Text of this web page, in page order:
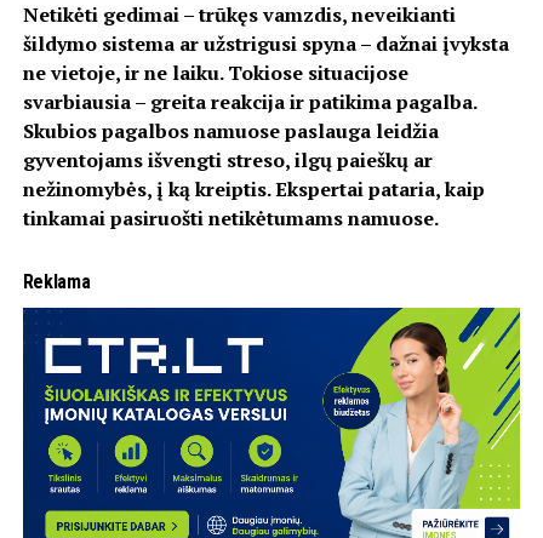
Netikėti gedimai – trūkęs vamzdis, neveikianti
šildymo sistema ar užstrigusi spyna – dažnai įvyksta
ne vietoje, ir ne laiku. Tokiose situacijose
svarbiausia – greita reakcija ir patikima pagalba.
Skubios pagalbos namuose paslauga leidžia
gyventojams išvengti streso, ilgų paieškų ar
nežinomybės, į ką kreiptis. Ekspertai pataria, kaip
tinkamai pasiruošti netikėtumams namuose.
Reklama